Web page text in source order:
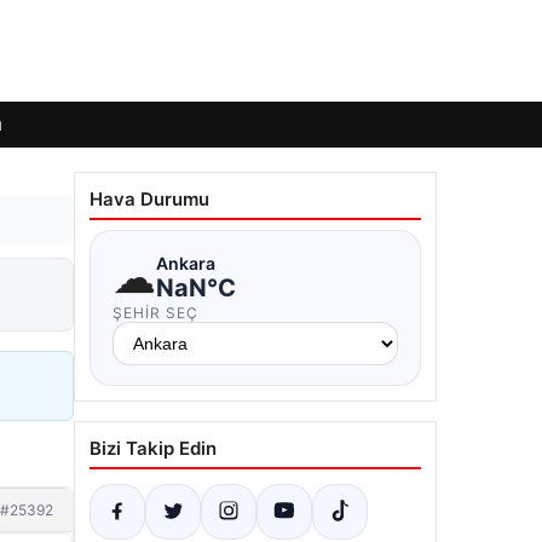
#25392
Hava Durumu
☁Ankara
NaN°C
ŞEHIR SEÇ
Bizi Takip Edin